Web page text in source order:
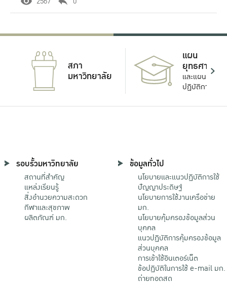
สภา
มหาวิทยาลัย
แผน
ยุทธศาสตร์
และแผน
ปฏิบัติการ
รอบรั้วมหาวิทยาลัย
สถานที่สำคัญ
แหล่งเรียนรู้
สิ่งอำนวยความสะดวก
กีฬาและสุขภาพ
ผลิตภัณฑ์ มก.
ข้อมูลทั่วไป
นโยบายและแนวปฏิบัติการใช้
ปัญญาประดิษฐ์
นโยบายการใช้งานเครือข่าย
มก.
นโยบายคุ้มครองข้อมูลส่วน
บุคคล
แนวปฏิบัติการคุ้มครองข้อมูล
ส่วนบุคคล
การเข้าใช้อินเตอร์เน็ต
ข้อปฏิบัติในการใช้ e-mail มก.
ถ่ายทอดสด